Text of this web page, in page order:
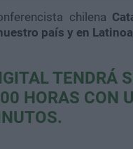
chilena
país y en
TENDRÁ
HORAS CON